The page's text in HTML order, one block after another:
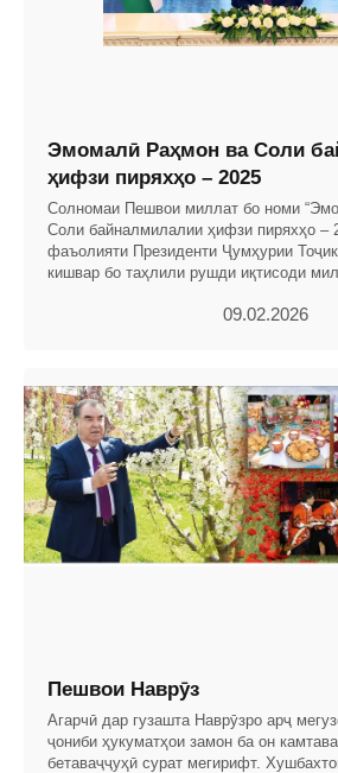
Эмомалӣ Раҳмон ва Соли
ҳифзи пиряхҳо – 2025
Солномаи Пешвои миллат бо номи
Соли байналмилалии ҳифзи пиряхҳо –
фаъолияти Президенти Ҷумҳурии
кишвар бо таҳлили рушди иқтисоди
09.02.2026
Пешвои Наврӯз
Агарчӣ дар гузашта Наврӯзро арҷ
ҷониби ҳукуматҳои замон ба он
бетаваҷҷуҳӣ сурат мегирифт.